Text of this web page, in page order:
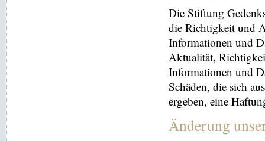
Die Stiftung
die Richtigkeit und
Informationen und
Aktualität,
Informationen und
Schäden, die sich
ergeben, eine
Änderung